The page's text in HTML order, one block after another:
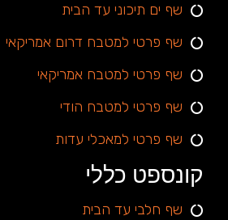
שף ים תיכוני עד הבית
שף פרטי למטבח דרום אמריקאי
שף פרטי למטבח אמריקאי
שף פרטי למטבח הודי
שף פרטי למאכלי עדות
קונספט כללי
שף חלבי עד הבית